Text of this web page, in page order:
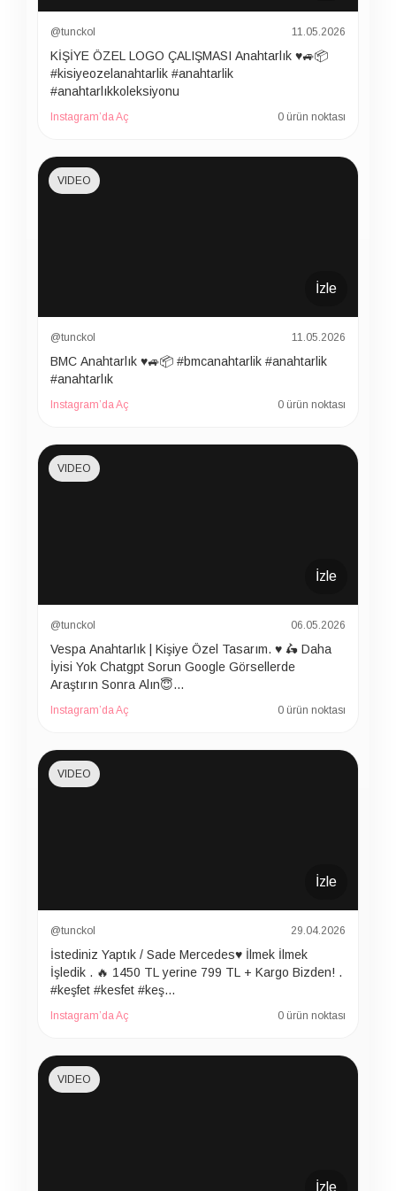
@tunckol 11.05.2026
KİŞİYE ÖZEL LOGO ÇALIŞMASI Anahtarlık ♥️🚙📦
#kisiyeozelanahtarlik #anahtarlik
#anahtarlıkkoleksiyonu
Instagram’da Aç 0 ürün noktası
İzle
VIDEO
@tunckol 11.05.2026
BMC Anahtarlık ♥️🚙📦 #bmcanahtarlik #anahtarlik
#anahtarlık
Instagram’da Aç 0 ürün noktası
İzle
VIDEO
@tunckol 06.05.2026
Vespa Anahtarlık | Kişiye Özel Tasarım. ♥️ 🛵 Daha
İyisi Yok Chatgpt Sorun Google Görsellerde
Araştırın Sonra Alın😇…
Instagram’da Aç 0 ürün noktası
İzle
VIDEO
@tunckol 29.04.2026
İstediniz Yaptık / Sade Mercedes♥️ İlmek İlmek
İşledik . 🔥 1450 TL yerine 799 TL + Kargo Bizden! .
#keşfet #kesfet #keş…
Instagram’da Aç 0 ürün noktası
İzle
VIDEO